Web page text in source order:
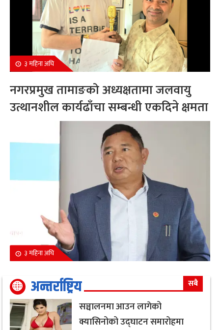
३ महिना अघि
नगरप्रमुख तामाङको अध्यक्षतामा जलवायु
उत्थानशील कार्यढाँचा सम्बन्धी एकदिने क्षमता
अभिवृद्धि कार्यक्रम सम्पन्न
३ महिना अघि
अन्तर्राष्ट्रिय सबै
सञ्चालनमा आउन लागेको
क्यासिनोको उद्घाटन समारोहमा